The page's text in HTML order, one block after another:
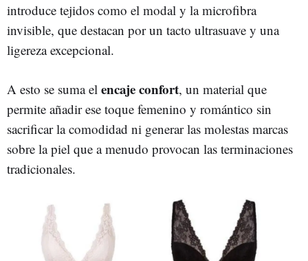
introduce tejidos como el modal y la microfibra
invisible, que destacan por un tacto ultrasuave y una
ligereza excepcional.
A esto se suma el encaje confort, un material que
permite añadir ese toque femenino y romántico sin
sacrificar la comodidad ni generar las molestas marcas
sobre la piel que a menudo provocan las terminaciones
tradicionales.